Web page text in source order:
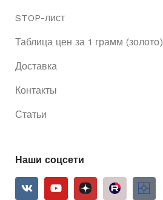
STOP-лист
Таблица цен за 1 грамм (золото)
Доставка
Контакты
Статьи
Наши соцсети